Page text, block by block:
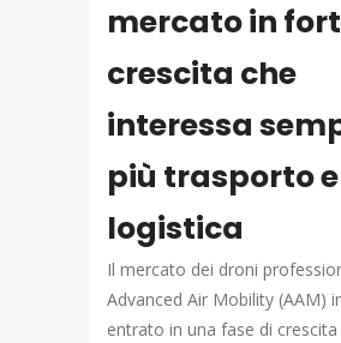
mercato in
crescita che
interessa
più trasporto e
logistica
Il mercato dei droni
Advanced Air Mobility (AAM)
entrato in una fase di